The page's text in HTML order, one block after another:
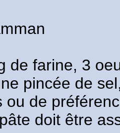
de farine, 3
pincée de
ou de
doit être